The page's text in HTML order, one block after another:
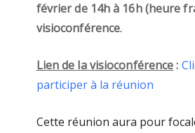
février de 14h à 16h (heure
visioconférence.
Lien de la visioconférence:
participer à la réunion
Cette réunion aura pour